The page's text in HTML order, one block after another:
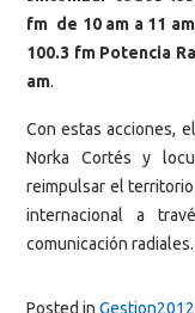
fm de 10 am a 11
100.3 fm Potencia
am.
Con estas acciones,
Norka Cortés y
reimpulsar el
internacional a
comunicación radiales.
Posted in